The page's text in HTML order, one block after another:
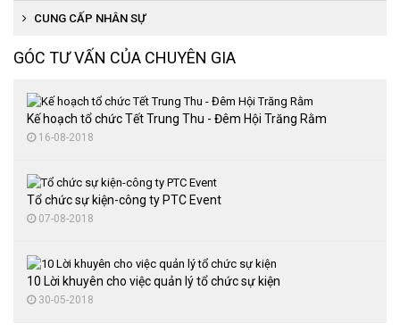
Tổ chức lễ đón bằng di tích
Tổ chức trung thu
Tổ chức đại hội thể thao
Tổ chức sự kiện lễ kỷ niệm
Tổ chức cuộc thi người đẹp, văn nghệ
Cho thuê thiết bị âm thanh, ánh sáng
Cho thuê nhà bạt
Thuê màn hình LED
CUNG CẤP NHÂN SỰ
GÓC TƯ VẤN CỦA CHUYÊN GIA
Kế hoạch tổ chức Tết Trung Thu - Đêm Hội Trăng Rằm
16-08-2018
Tổ chức sự kiện-công ty PTC Event
07-08-2018
10 Lời khuyên cho việc quản lý tổ chức sự kiện
30-05-2018